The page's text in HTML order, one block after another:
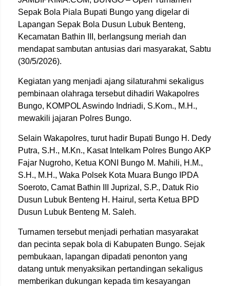
Sepak Bola Piala Bupati Bungo yang digelar di
Lapangan Sepak Bola Dusun Lubuk Benteng,
Kecamatan Bathin III, berlangsung meriah dan
mendapat sambutan antusias dari masyarakat, Sabtu
(30/5/2026).
Kegiatan yang menjadi ajang silaturahmi sekaligus
pembinaan olahraga tersebut dihadiri Wakapolres
Bungo, KOMPOL Aswindo Indriadi, S.Kom., M.H.,
mewakili jajaran Polres Bungo.
Selain Wakapolres, turut hadir Bupati Bungo H. Dedy
Putra, S.H., M.Kn., Kasat Intelkam Polres Bungo AKP
Fajar Nugroho, Ketua KONI Bungo M. Mahili, H.M.,
S.H., M.H., Waka Polsek Kota Muara Bungo IPDA
Soeroto, Camat Bathin III Juprizal, S.P., Datuk Rio
Dusun Lubuk Benteng H. Hairul, serta Ketua BPD
Dusun Lubuk Benteng M. Saleh.
Turnamen tersebut menjadi perhatian masyarakat
dan pecinta sepak bola di Kabupaten Bungo. Sejak
pembukaan, lapangan dipadati penonton yang
datang untuk menyaksikan pertandingan sekaligus
memberikan dukungan kepada tim kesayangan